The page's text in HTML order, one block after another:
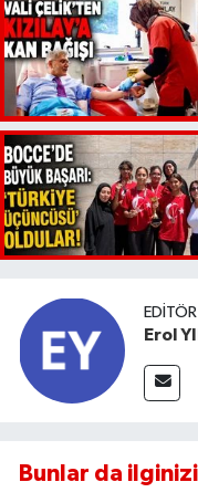
Erol
Bunlar da